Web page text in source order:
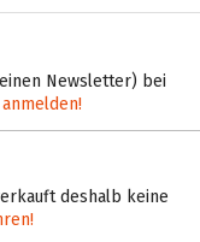
Newsletter) bei
deshalb keine